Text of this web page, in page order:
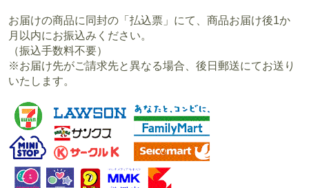
お届けの商品に同封の「払込票」にて、商品お届け後1か
月以内にお振込みください。
（振込手数料不要）
※お届け先がご請求先と異なる場合、後日郵送にてお送り
いたします。